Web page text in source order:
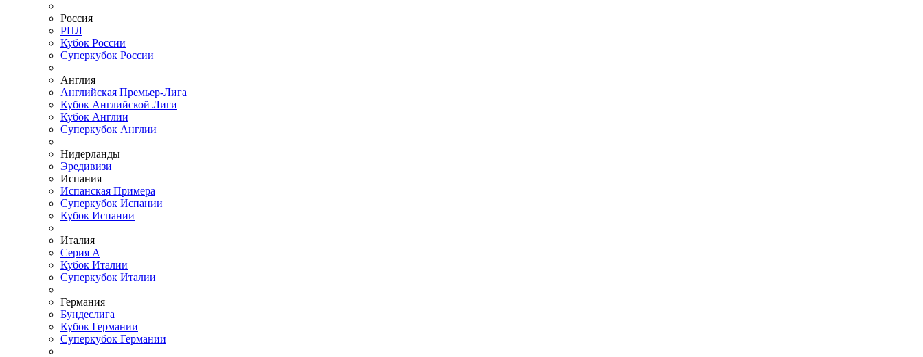
Россия
РПЛ
Кубок России
Суперкубок России
Англия
Английская Премьер-Лига
Кубок Английской Лиги
Кубок Англии
Суперкубок Англии
Нидерланды
Эредивизи
Испания
Испанская Примера
Суперкубок Испании
Кубок Испании
Италия
Серия А
Кубок Италии
Суперкубок Италии
Германия
Бундеслига
Кубок Германии
Суперкубок Германии